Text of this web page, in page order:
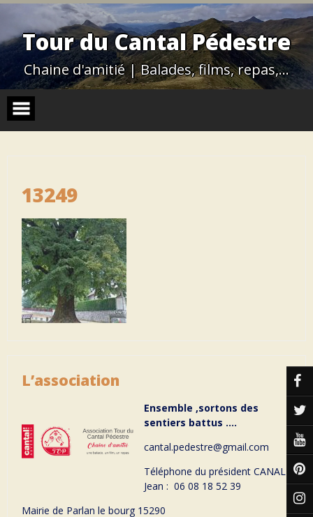
Skip
contentTour du Cantal Pédestre
Chaine d'amitié | Balades, films, repas,…
13249
L’association
Ensemble ,sortons des
sentiers battus ….
cantal.pedestre@gmail.com
Téléphone du président CANAL
Jean : 06 08 18 52 39
Mairie de Parlan le bourg 15290